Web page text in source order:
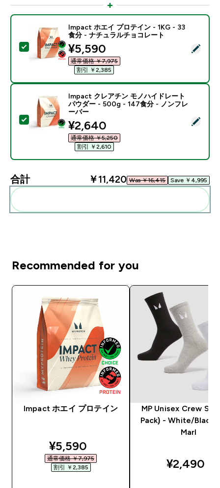
この商品を選択 - Impact ホエイ プロテイン - 1KG -
Impact ホエイ プロテイン - 1KG - 33
食分 - ナチュラルチョコレート
discounted price
¥5,590‎
通常価格 ￥7,975‎
割引 ￥2,385‎
この商品を選択 - Impact クレアチン モノハイドレ
Impact クレアチン モノハイドレート
パウダー - 500g - 147食分 - ノンフレ
ーバー
discounted price
¥2,640‎
通常価格 ￥5,250‎
割引 ￥2,610‎
合計 ￥11,420‎ Was ￥16,415‎ Save ￥4,995‎
Recommended for you
Impact ホエイ プロテイン
discounted price
¥5,590‎
通常価格 ￥7,975‎
割引 ￥2,385‎
MP Unisex Crew
Pack) - White/Black/
Marl
¥2,490‎